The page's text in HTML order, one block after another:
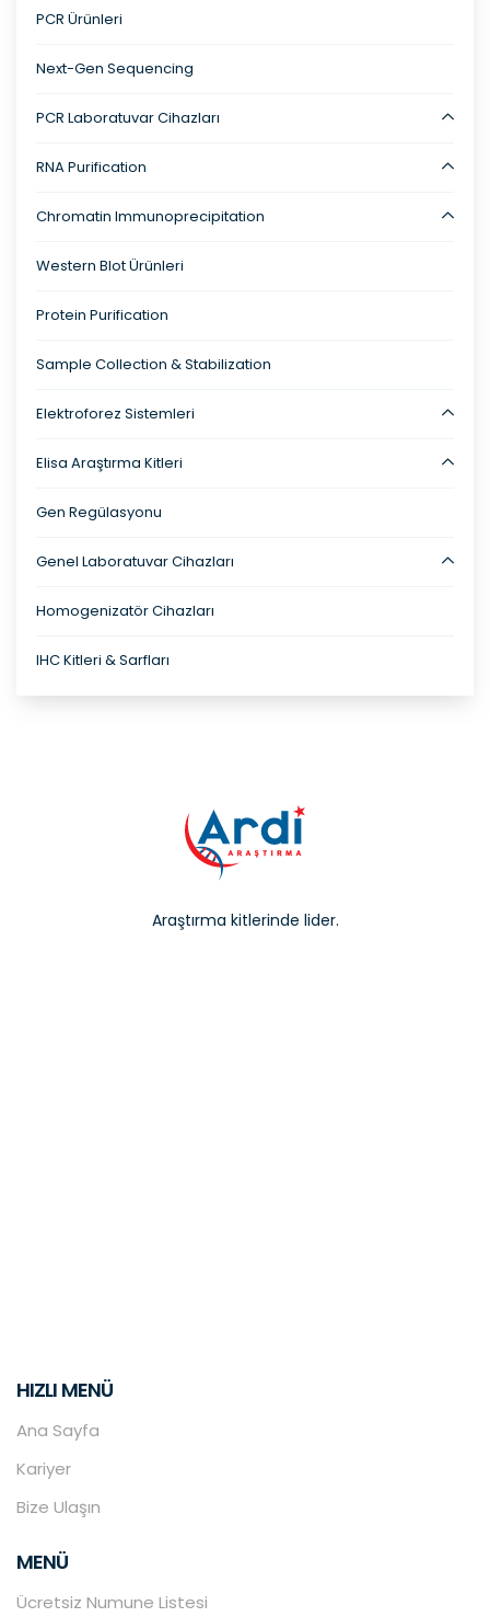
PCR Ürünleri
Next-Gen Sequencing
PCR Laboratuvar Cihazları
RNA Purification
Chromatin Immunoprecipitation
Western Blot Ürünleri
Protein Purification
Sample Collection & Stabilization
Elektroforez Sistemleri
Elisa Araştırma Kitleri
Gen Regülasyonu
Genel Laboratuvar Cihazları
Homogenizatör Cihazları
IHC Kitleri & Sarfları
Araştırma kitlerinde lider.
HIZLI MENÜ
Ana Sayfa
Kariyer
Bize Ulaşın
MENÜ
Ücretsiz Numune Listesi